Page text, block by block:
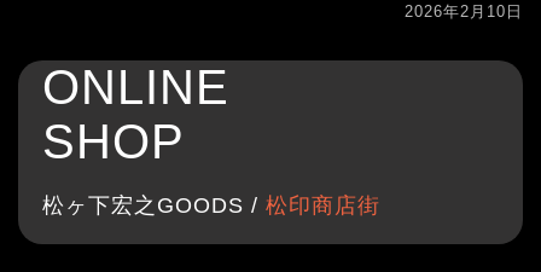
2026年2月10日
ONLINE
SHOP
松ヶ下宏之GOODS / 松印商店街